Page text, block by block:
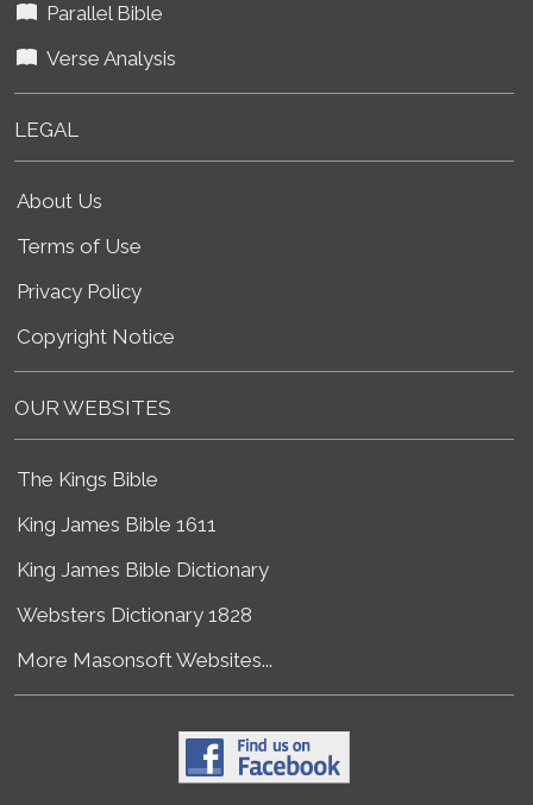
Parallel Bible
Verse Analysis
LEGAL
About Us
Terms of Use
Privacy Policy
Copyright Notice
OUR WEBSITES
The Kings Bible
King James Bible 1611
King James Bible Dictionary
Websters Dictionary 1828
More Masonsoft Websites...